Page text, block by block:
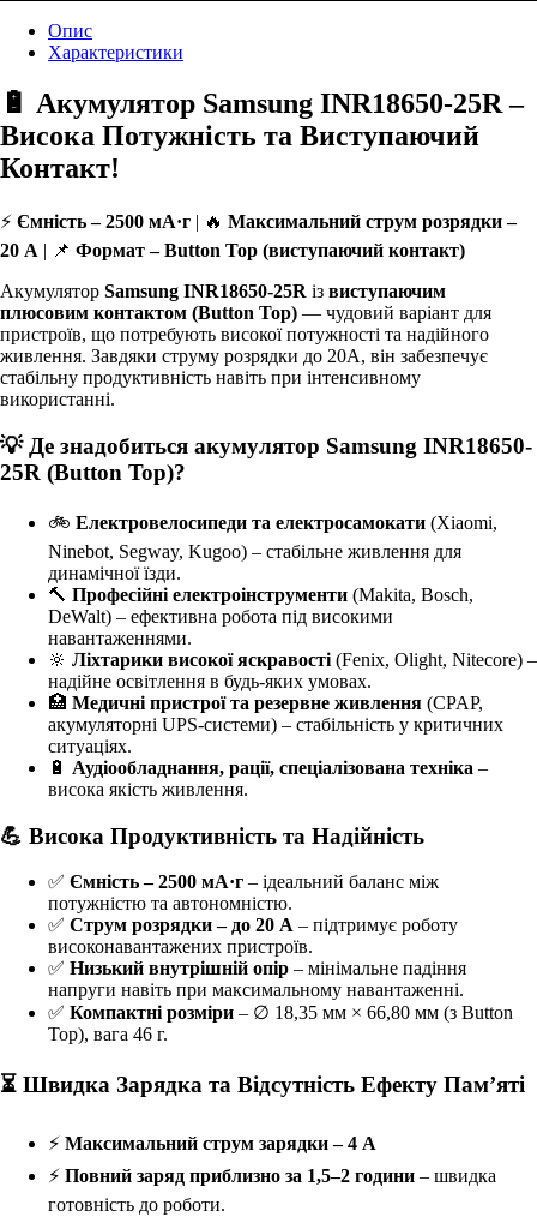
Опис
Характеристики
🔋 Акумулятор Samsung INR18650-25R –
Висока Потужність та Виступаючий
Контакт!
⚡ Ємність – 2500 мА·г | 🔥 Максимальний струм розрядки –
20 А | 📌 Формат – Button Top (виступаючий контакт)
Акумулятор Samsung INR18650-25R із виступаючим
плюсовим контактом (Button Top) — чудовий варіант для
пристроїв, що потребують високої потужності та надійного
живлення. Завдяки струму розрядки до 20А, він забезпечує
стабільну продуктивність навіть при інтенсивному
використанні.
💡 Де знадобиться акумулятор Samsung INR18650-
25R (Button Top)?
🚲 Електровелосипеди та електросамокати (Xiaomi,
Ninebot, Segway, Kugoo) – стабільне живлення для
динамічної їзди.
🔨 Професійні електроінструменти (Makita, Bosch,
DeWalt) – ефективна робота під високими
навантаженнями.
🔆 Ліхтарики високої яскравості (Fenix, Olight, Nitecore) –
надійне освітлення в будь-яких умовах.
🏥 Медичні пристрої та резервне живлення (CPAP,
акумуляторні UPS-системи) – стабільність у критичних
ситуаціях.
🔋 Аудіообладнання, рації, спеціалізована техніка –
висока якість живлення.
💪 Висока Продуктивність та Надійність
✅ Ємність – 2500 мА·г – ідеальний баланс між
потужністю та автономністю.
✅ Струм розрядки – до 20 А – підтримує роботу
високонавантажених пристроїв.
✅ Низький внутрішній опір – мінімальне падіння
напруги навіть при максимальному навантаженні.
✅ Компактні розміри – ∅ 18,35 мм × 66,80 мм (з Button
Top), вага 46 г.
⏳ Швидка Зарядка та Відсутність Ефекту Пам’яті
⚡ Максимальний струм зарядки – 4 А
⚡ Повний заряд приблизно за 1,5–2 години – швидка
готовність до роботи.